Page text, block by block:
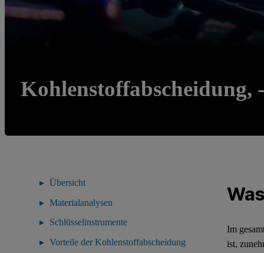
Kohlenstoffabscheidung,
Übersicht
Materialanalysen
Schlüsselinstrumente
Vorteile der Kohlenstoffabscheidung
Im
ist,